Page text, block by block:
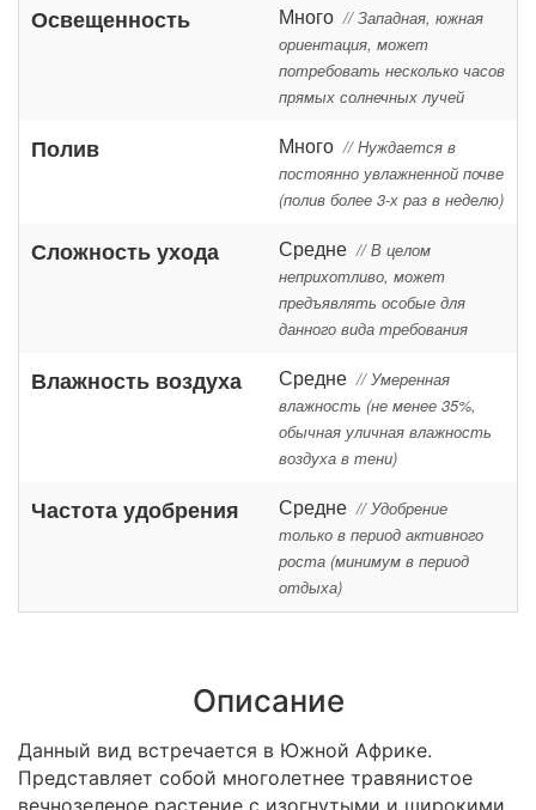
Освещенность Много // Западная, южная
ориентация, может
потребовать несколько часов
прямых солнечных лучей
Полив Много // Нуждается в
постоянно увлажненной почве
(полив более 3-х раз в неделю)
Сложность ухода Средне // В целом
неприхотливо, может
предъявлять особые для
данного вида требования
Влажность воздуха Средне // Умеренная
влажность (не менее 35%,
обычная уличная влажность
воздуха в тени)
Частота удобрения Средне // Удобрение
только в период активного
роста (минимум в период
отдыха)
Описание
Данный вид встречается в Южной Африке.
Представляет собой многолетнее травянистое
вечнозеленое растение с изогнутыми и широкими